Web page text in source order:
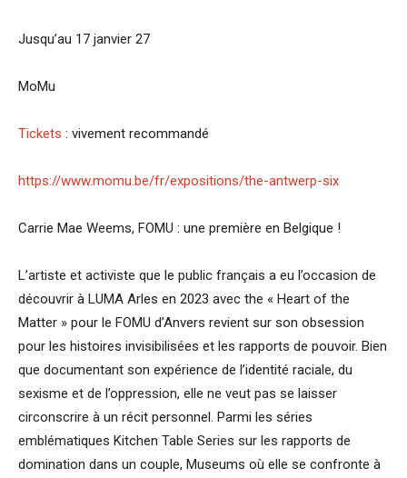
Jusqu’au 17 janvier 27
MoMu
Tickets : vivement recommandé
https://www.momu.be/fr/expositions/the-antwerp-six
Carrie Mae Weems, FOMU : une première en Belgique !
L’artiste et activiste que le public français a eu l’occasion de
découvrir à LUMA Arles en 2023 avec the « Heart of the
Matter » pour le FOMU d’Anvers revient sur son obsession
pour les histoires invisibilisées et les rapports de pouvoir. Bien
que documentant son expérience de l’identité raciale, du
sexisme et de l’oppression, elle ne veut pas se laisser
circonscrire à un récit personnel. Parmi les séries
emblématiques Kitchen Table Series sur les rapports de
domination dans un couple, Museums où elle se confronte à